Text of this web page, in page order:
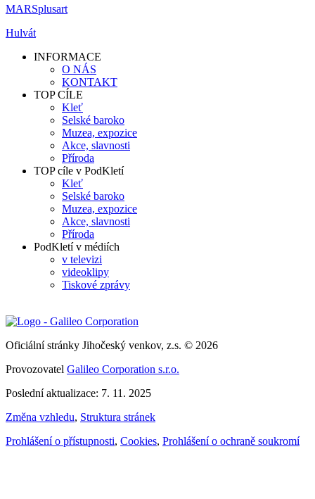
MARSplusart
Hulvát
INFORMACE
O NÁS
KONTAKT
TOP CÍLE
Kleť
Selské baroko
Muzea, expozice
Akce, slavnosti
Příroda
TOP cíle v PodKletí
Kleť
Selské baroko
Muzea, expozice
Akce, slavnosti
Příroda
PodKletí v médiích
v televizi
videoklipy
Tiskové zprávy
Oficiální stránky Jihočeský venkov, z.s. © 2026
Provozovatel Galileo Corporation s.r.o.
Poslední aktualizace: 7. 11. 2025
Změna vzhledu, Struktura stránek
Prohlášení o přístupnosti, Cookies, Prohlášení o ochraně soukromí